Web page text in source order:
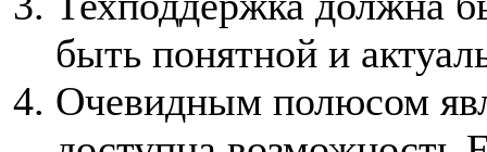
быть понятной и
Очевидным полюсом